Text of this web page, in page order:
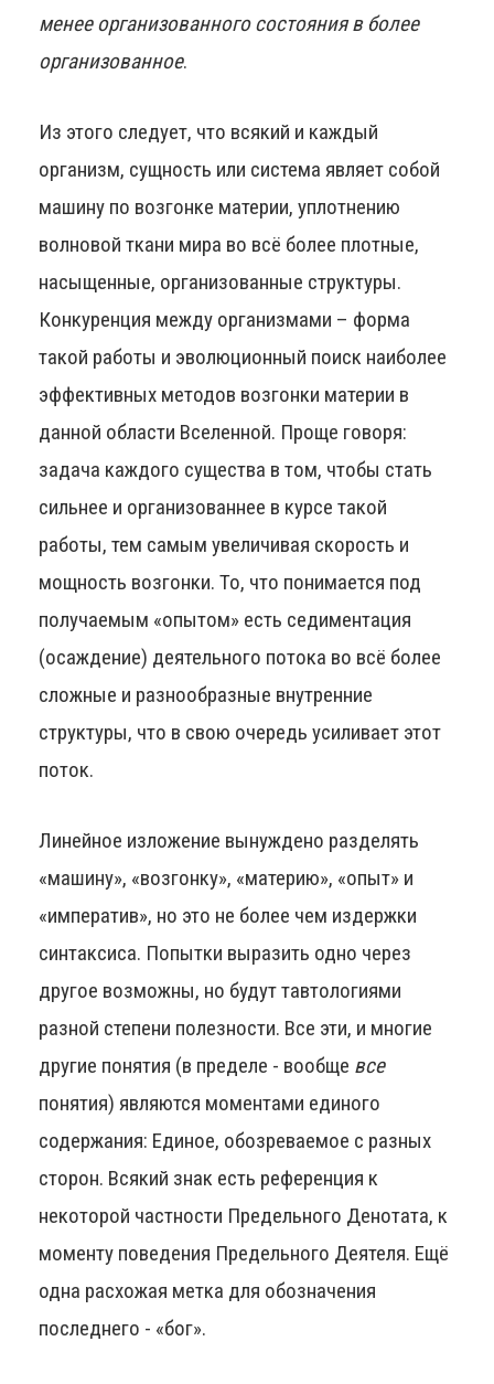
менее организованного состояния в более
организованное.
Из этого следует, что всякий и каждый
организм, сущность или система являет собой
машину по возгонке материи, уплотнению
волновой ткани мира во всё более плотные,
насыщенные, организованные структуры.
Конкуренция между организмами – форма
такой работы и эволюционный поиск наиболее
эффективных методов возгонки материи в
данной области Вселенной. Проще говоря:
задача каждого существа в том, чтобы стать
сильнее и организованнее в курсе такой
работы, тем самым увеличивая скорость и
мощность возгонки. То, что понимается под
получаемым «опытом» есть седиментация
(осаждение) деятельного потока во всё более
сложные и разнообразные внутренние
структуры, что в свою очередь усиливает этот
поток.
Линейное изложение вынуждено разделять
«машину», «возгонку», «материю», «опыт» и
«императив», но это не более чем издержки
синтаксиса. Попытки выразить одно через
другое возможны, но будут тавтологиями
разной степени полезности. Все эти, и многие
другие понятия (в пределе - вообще все
понятия) являются моментами единого
содержания: Единое, обозреваемое с разных
сторон. Всякий знак есть референция к
некоторой частности Предельного Денотата, к
моменту поведения Предельного Деятеля. Ещё
одна расхожая метка для обозначения
последнего - «бог».